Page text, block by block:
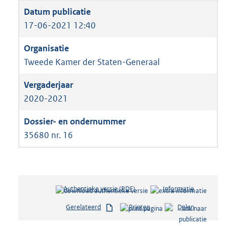
17-06-2021 12:40
Tweede Kamer der Staten-Generaal
2020-2021
35680 nr. 16
Authentieke versie (PDF)b
s
Informatie
Gerelateerd Printen Delen